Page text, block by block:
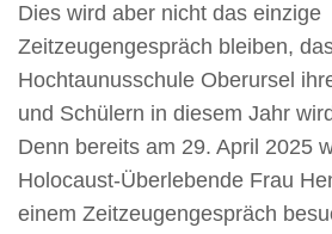
Dies wird aber nicht das einzige
Zeitzeugengespräch bleiben,
Hochtaunusschule Oberursel
und Schülern in diesem Jahr
Denn bereits am 29. April 2025
Holocaust-Überlebende Frau
einem Zeitzeugengespräch